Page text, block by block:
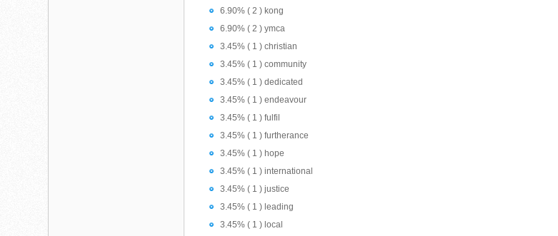
6.90% ( 2 ) kong
6.90% ( 2 ) ymca
3.45% ( 1 ) christian
3.45% ( 1 ) community
3.45% ( 1 ) dedicated
3.45% ( 1 ) endeavour
3.45% ( 1 ) fulfil
3.45% ( 1 ) furtherance
3.45% ( 1 ) hope
3.45% ( 1 ) international
3.45% ( 1 ) justice
3.45% ( 1 ) leading
3.45% ( 1 ) local